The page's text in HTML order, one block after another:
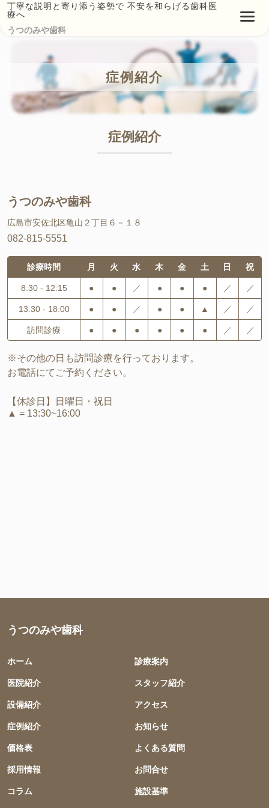
丁寧な説明と寄り添う姿勢で 不安を和らげる歯科医
療へ
うつのみや歯科
症例紹介
症例紹介
うつのみや歯科
広島市安佐北区亀山２丁目６－１８
082-815-5551
診療時間 月 火 水 木 金 土 日 祝
8:30 - 12:15 ● ● ／ ● ● ● ／ ／
13:30 - 18:00 ● ● ／ ● ● ▲ ／ ／
訪問診療 ● ● ● ● ● ● ／ ／
※その他の日も訪問診療を行っております。
お電話にてご予約ください。
【休診日】日曜日・祝日
▲ = 13:30~16:00
うつのみや歯科
ホーム
医院紹介
設備紹介
診療案内
スタッフ紹介
アクセス
症例紹介
価格表
採用情報
コラム
お知らせ
よくある質問
お問合せ
施設基準